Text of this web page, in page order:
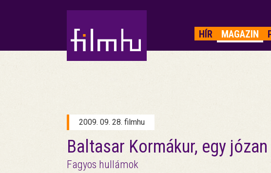
HÍR MAGAZIN
2009. 09. 28. filmhu
Baltasar Kormákur, egy
Fagyos hullámok